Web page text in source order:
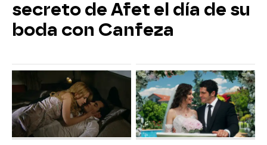
secreto de Afet el día de su
boda con Canfeza